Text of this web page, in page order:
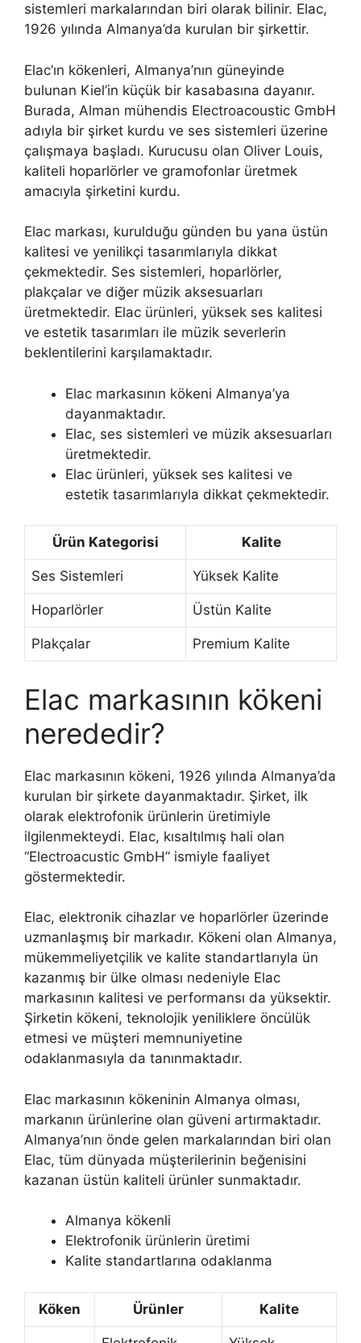
sistemleri markalarından biri olarak bilinir. Elac,
1926 yılında Almanya’da kurulan bir şirkettir.
Elac’ın kökenleri, Almanya’nın güneyinde
bulunan Kiel’in küçük bir kasabasına dayanır.
Burada, Alman mühendis Electroacoustic GmbH
adıyla bir şirket kurdu ve ses sistemleri üzerine
çalışmaya başladı. Kurucusu olan Oliver Louis,
kaliteli hoparlörler ve gramofonlar üretmek
amacıyla şirketini kurdu.
Elac markası, kurulduğu günden bu yana üstün
kalitesi ve yenilikçi tasarımlarıyla dikkat
çekmektedir. Ses sistemleri, hoparlörler,
plakçalar ve diğer müzik aksesuarları
üretmektedir. Elac ürünleri, yüksek ses kalitesi
ve estetik tasarımları ile müzik severlerin
beklentilerini karşılamaktadır.
Elac markasının kökeni Almanya’ya
dayanmaktadır.
Elac, ses sistemleri ve müzik aksesuarları
üretmektedir.
Elac ürünleri, yüksek ses kalitesi ve
estetik tasarımlarıyla dikkat çekmektedir.
Ürün Kategorisi Kalite
Ses Sistemleri Yüksek Kalite
Hoparlörler Üstün Kalite
Plakçalar Premium Kalite
Elac markasının kökeni
nerededir?
Elac markasının kökeni, 1926 yılında Almanya’da
kurulan bir şirkete dayanmaktadır. Şirket, ilk
olarak elektrofonik ürünlerin üretimiyle
ilgilenmekteydi. Elac, kısaltılmış hali olan
“Electroacustic GmbH” ismiyle faaliyet
göstermektedir.
Elac, elektronik cihazlar ve hoparlörler üzerinde
uzmanlaşmış bir markadır. Kökeni olan Almanya,
mükemmeliyetçilik ve kalite standartlarıyla ün
kazanmış bir ülke olması nedeniyle Elac
markasının kalitesi ve performansı da yüksektir.
Şirketin kökeni, teknolojik yeniliklere öncülük
etmesi ve müşteri memnuniyetine
odaklanmasıyla da tanınmaktadır.
Elac markasının kökeninin Almanya olması,
markanın ürünlerine olan güveni artırmaktadır.
Almanya’nın önde gelen markalarından biri olan
Elac, tüm dünyada müşterilerinin beğenisini
kazanan üstün kaliteli ürünler sunmaktadır.
Almanya kökenli
Elektrofonik ürünlerin üretimi
Kalite standartlarına odaklanma
Köken Ürünler Kalite